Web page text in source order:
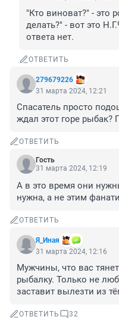
"Кто виноват?" - это
делать?" - вот это
ответа нет.
ОТВЕТИТЬ
279679226
31 марта 2024, 12:21
Спасатель просто
ждал этот горе рыбак?
ОТВЕТИТЬ
Гость
31 марта 2024, 12:19
А в это время они
нужна, а не этим
ОТВЕТИТЬ
Я_Иная
31 марта 2024, 12:16
Мужчины, что вас
рыбалку. Только не
заставит вылезти из
ОТВЕТИТЬ 32